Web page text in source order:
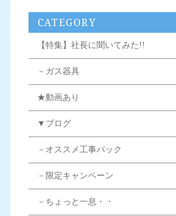
CATEGORY
【特集】社長に聞いてみた!!
－ガス器具
★動画あり
▼ブログ
－オススメ工事パック
－限定キャンペーン
－ちょっと一息・・